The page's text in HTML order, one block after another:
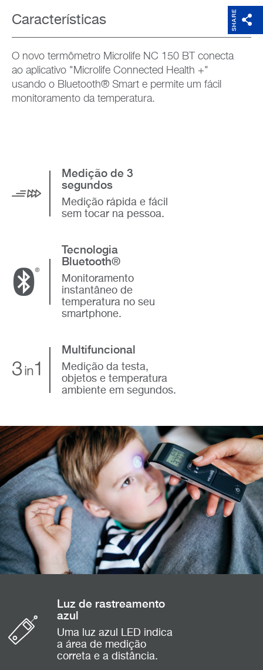
SHARE
Características
O novo termômetro Microlife NC 150 BT conecta
ao aplicativo "Microlife Connected Health +"
usando o Bluetooth® Smart e permite um fácil
monitoramento da temperatura.
Medição de 3
segundos
Medição rápida e fácil
sem tocar na pessoa.
Tecnologia
Bluetooth®
Monitoramento
instantâneo de
temperatura no seu
smartphone.
Multifuncional
Medição da testa,
objetos e temperatura
ambiente em segundos.
Luz de rastreamento
azul
Uma luz azul LED indica
a área de medição
correta e a distância.